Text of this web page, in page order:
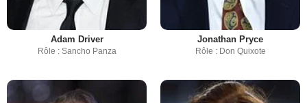
Adam Driver
Rôle : Sancho Panza
Jonathan Pryce
Rôle : Don Quixote